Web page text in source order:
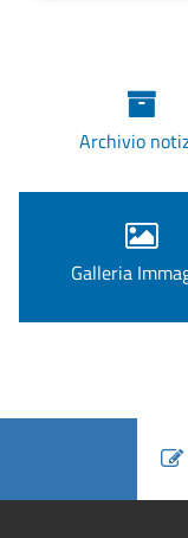
Archivio
Galleria